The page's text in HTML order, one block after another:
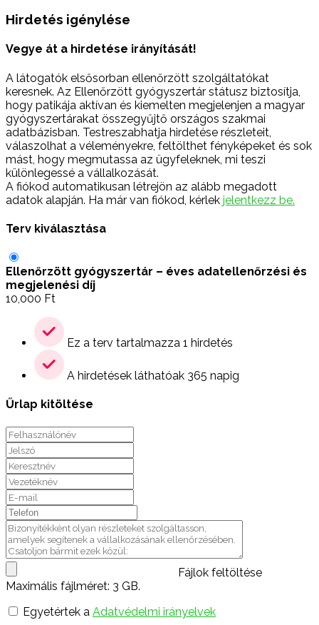
Hirdetés igénylése
Vegye át a hirdetése irányítását!
A látogatók elsősorban ellenőrzött szolgáltatókat
keresnek. Az Ellenőrzött gyógyszertár státusz biztosítja,
hogy patikája aktívan és kiemelten megjelenjen a magyar
gyógyszertárakat összegyűjtő országos szakmai
adatbázisban. Testreszabhatja hirdetése részleteit,
válaszolhat a véleményekre, feltölthet fényképeket és sok
mást, hogy megmutassa az ügyfeleknek, mi teszi
különlegessé a vállalkozását.
A fiókod automatikusan létrejön az alább megadott
adatok alapján. Ha már van fiókod, kérlek jelentkezz be.
Terv kiválasztása
Ellenőrzött gyógyszertár – éves adatellenőrzési és
megjelenési díj
10,000 Ft
Ez a terv tartalmazza 1 hirdetés
A hirdetések láthatóak 365 napig
Űrlap kitöltése
Fájlok feltöltése
Maximális fájlméret: 3 GB.
Egyetértek a Adatvédelmi irányelvek